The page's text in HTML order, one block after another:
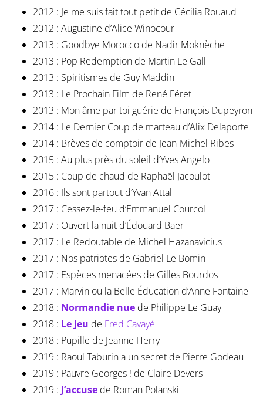
2012 : Je me suis fait tout petit de Cécilia Rouaud
2012 : Augustine d’Alice Winocour
2013 : Goodbye Morocco de Nadir Moknèche
2013 : Pop Redemption de Martin Le Gall
2013 : Spiritismes de Guy Maddin
2013 : Le Prochain Film de René Féret
2013 : Mon âme par toi guérie de François Dupeyron
2014 : Le Dernier Coup de marteau d’Alix Delaporte
2014 : Brèves de comptoir de Jean-Michel Ribes
2015 : Au plus près du soleil d’Yves Angelo
2015 : Coup de chaud de Raphaël Jacoulot
2016 : Ils sont partout d’Yvan Attal
2017 : Cessez-le-feu d’Emmanuel Courcol
2017 : Ouvert la nuit d’Édouard Baer
2017 : Le Redoutable de Michel Hazanavicius
2017 : Nos patriotes de Gabriel Le Bomin
2017 : Espèces menacées de Gilles Bourdos
2017 : Marvin ou la Belle Éducation d’Anne Fontaine
2018 : Normandie nuede Philippe Le Guay
2018 : Le Jeu de Fred Cavayé
2018 : Pupille de Jeanne Herry
2019 : Raoul Taburin a un secret de Pierre Godeau
2019 : Pauvre Georges ! de Claire Devers
2019 : J’accusede Roman Polanski